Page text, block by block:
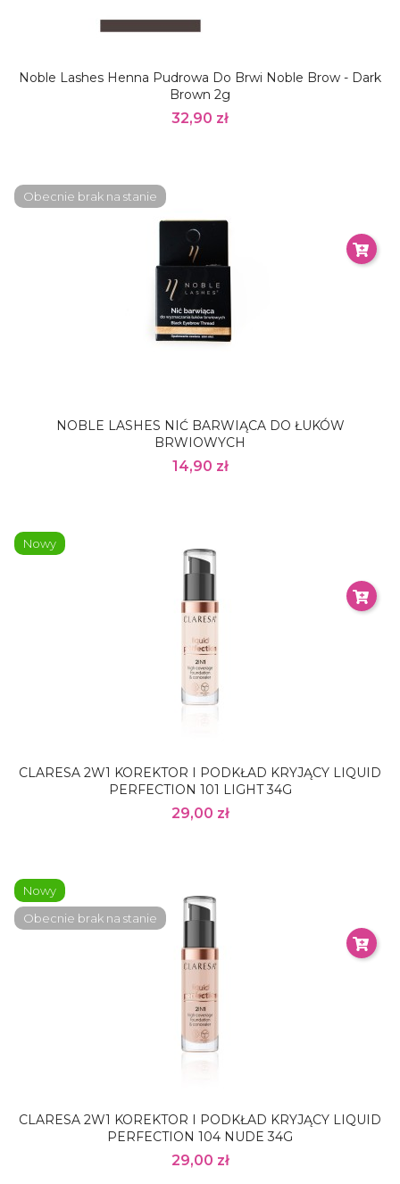
Noble Lashes Henna Pudrowa Do Brwi Noble Brow - Dark
Brown 2g
32,90 zł
NOBLE LASHES NIĆ BARWIĄCA DO ŁUKÓW
BRWIOWYCH
14,90 zł
Obecnie brak na stanie
CLARESA 2W1 KOREKTOR I PODKŁAD KRYJĄCY LIQUID
PERFECTION 101 LIGHT 34G
29,00 zł
Nowy
CLARESA 2W1 KOREKTOR I PODKŁAD KRYJĄCY LIQUID
PERFECTION 104 NUDE 34G
29,00 zł
Nowy
Obecnie brak na stanie